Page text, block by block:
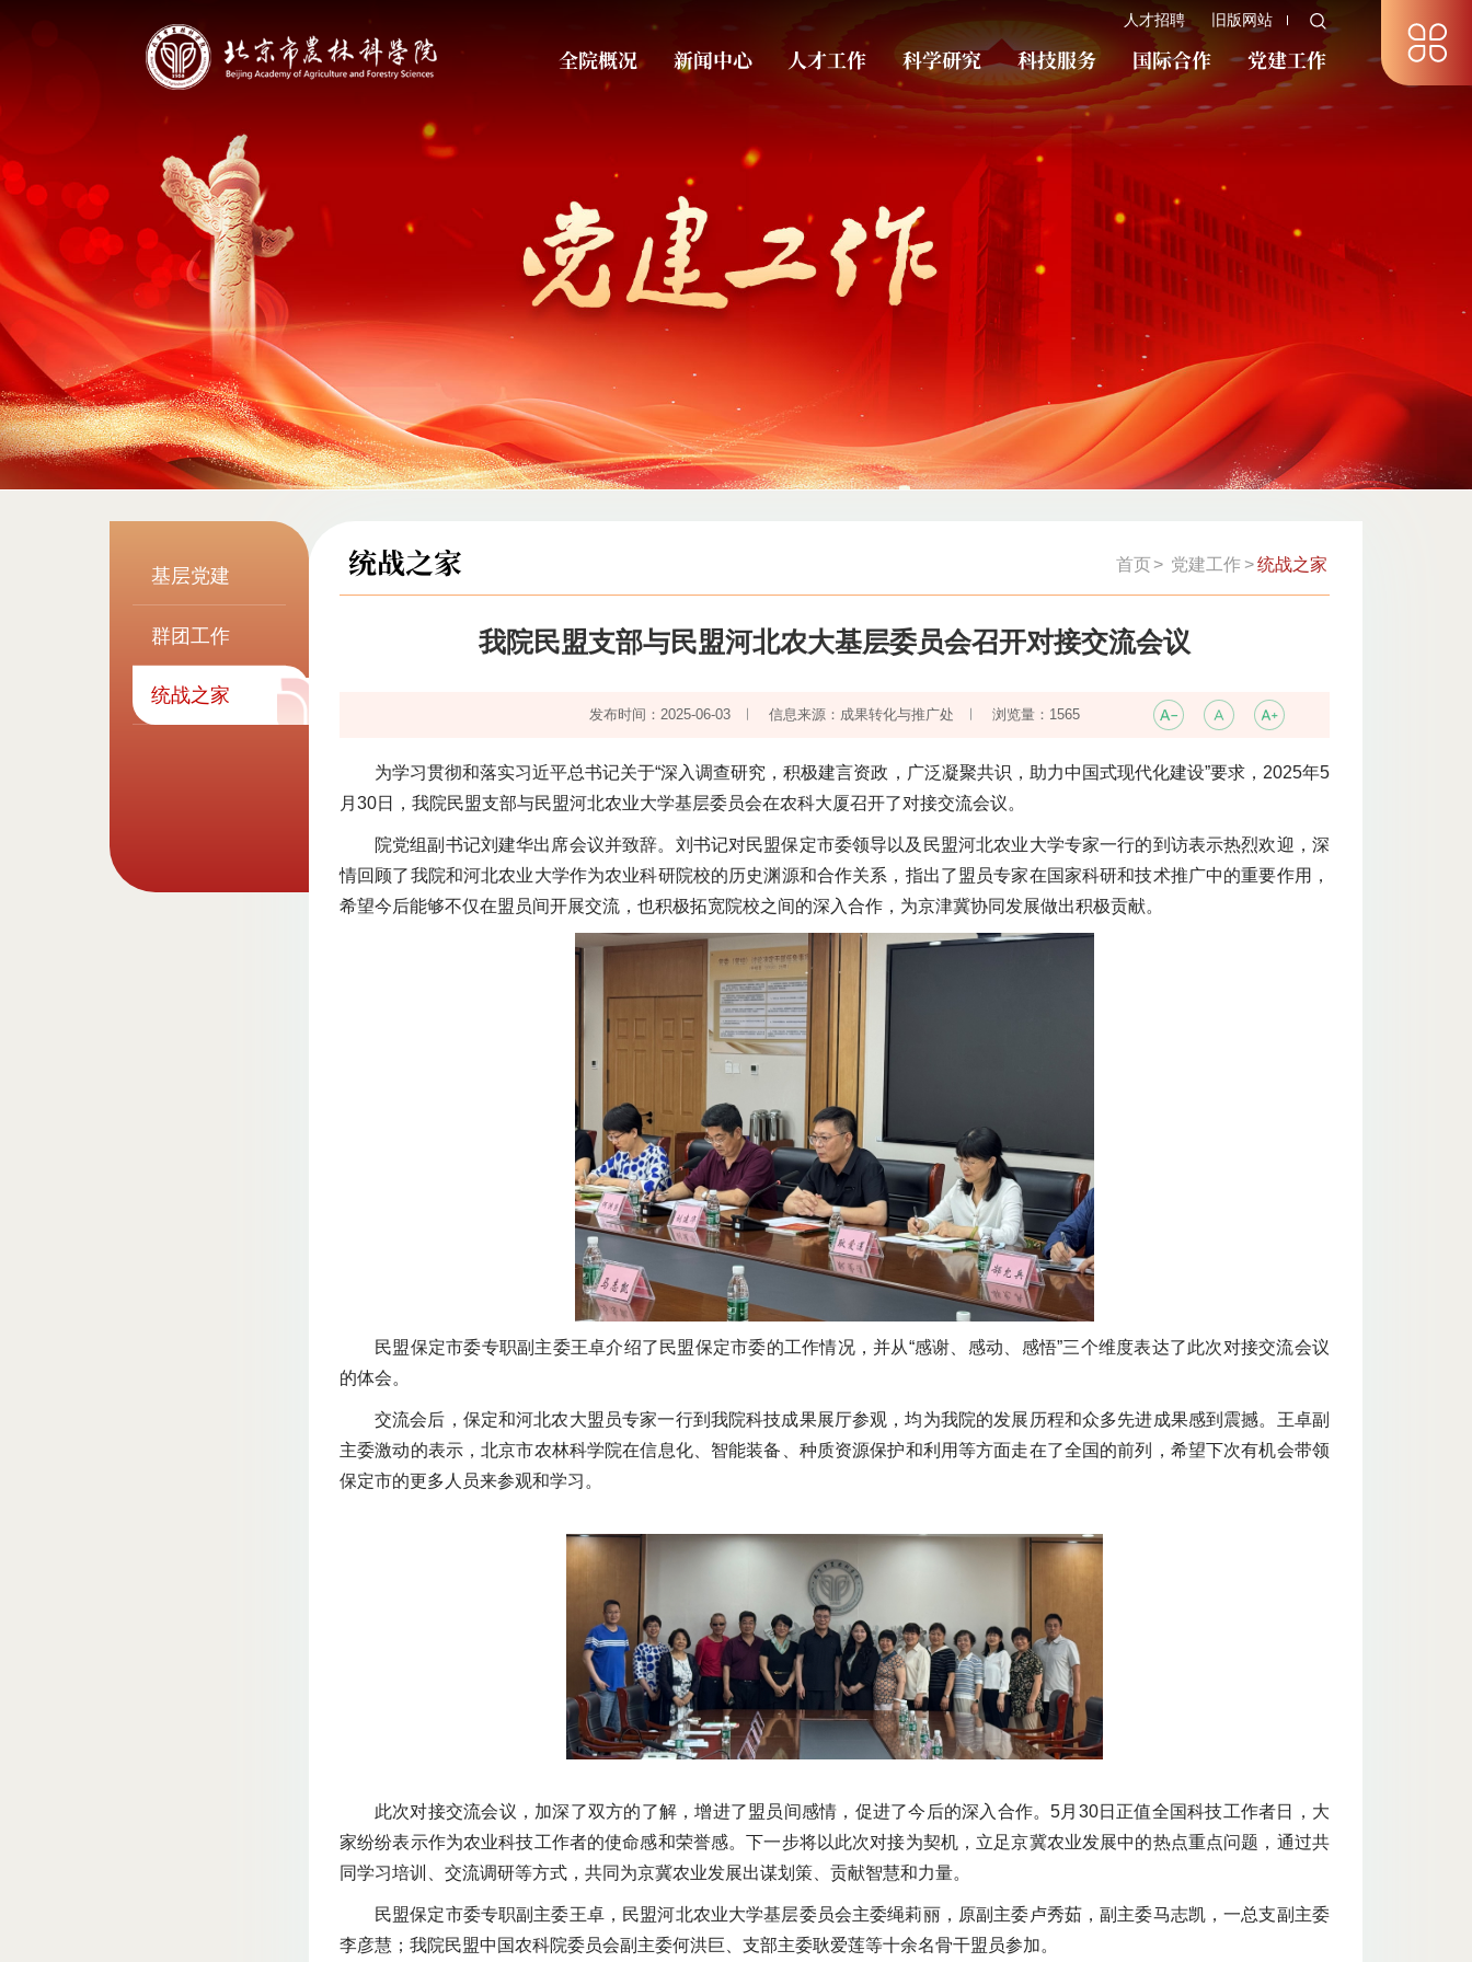
人才招聘 旧版网站
全院概况 新闻中心 人才工作 科学研究 科技服务 国际合作 党建工作
基层党建
群团工作
统战之家
首页> 党建工作 >统战之家
统战之家
我院民盟支部与民盟河北农大基层委员会召开对接交流会议
发布时间：2025-06-03 信息来源：成果转化与推广处 浏览量： 1565
为学习贯彻和落实习近平总书记关于“深入调查研究，积极建言资政，广泛凝聚共识，助力中国式现代化建设”要求，2025年5
月30日，我院民盟支部与民盟河北农业大学基层委员会在农科大厦召开了对接交流会议。
院党组副书记刘建华出席会议并致辞。刘书记对民盟保定市委领导以及民盟河北农业大学专家一行的到访表示热烈欢迎，深
情回顾了我院和河北农业大学作为农业科研院校的历史渊源和合作关系，指出了盟员专家在国家科研和技术推广中的重要作用，
希望今后能够不仅在盟员间开展交流，也积极拓宽院校之间的深入合作，为京津冀协同发展做出积极贡献。
民盟保定市委专职副主委王卓介绍了民盟保定市委的工作情况，并从“感谢、感动、感悟”三个维度表达了此次对接交流会议
的体会。
交流会后，保定和河北农大盟员专家一行到我院科技成果展厅参观，均为我院的发展历程和众多先进成果感到震撼。王卓副
主委激动的表示，北京市农林科学院在信息化、智能装备、种质资源保护和利用等方面走在了全国的前列，希望下次有机会带领
保定市的更多人员来参观和学习。
此次对接交流会议，加深了双方的了解，增进了盟员间感情，促进了今后的深入合作。5月30日正值全国科技工作者日，大
家纷纷表示作为农业科技工作者的使命感和荣誉感。下一步将以此次对接为契机，立足京冀农业发展中的热点重点问题，通过共
同学习培训、交流调研等方式，共同为京冀农业发展出谋划策、贡献智慧和力量。
民盟保定市委专职副主委王卓，民盟河北农业大学基层委员会主委绳莉丽，原副主委卢秀茹，副主委马志凯，一总支副主委
李彦慧；我院民盟中国农科院委员会副主委何洪巨、支部主委耿爱莲等十余名骨干盟员参加。